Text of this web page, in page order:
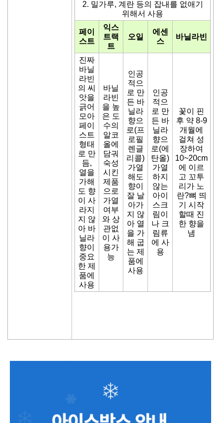
2. 밀가루, 계란 등의 잡내를 없애기
위해서 사용
페이
스트
익스
트랙
트
오일
에센
스
바닐라빈
진짜
바닐
라빈
의 씨
앗을
긁어
모아
페이
스트
형태
로 만
듬,
열을
가해
도 향
이 사
라지
지 않
아 바
닐라
향이
중요
한 제
품에
사용
바닐
라빈
을 높
은 도
수의
알코
올에
담궈
숙성
시킨
제품
으로
가열
여부
와 상
관없
이 사
용가
능
인공
적으
로 만
든 바
닐라
향으
로(프
로필
렌글
리콜)
가열
해도
향이
잘 날
아가
지 않
아 열
을 가
해 굽
는 제
품에
사용
인공
적으
로 만
든 바
닐라
향으
로(에
탄올)
가열
하지
않는
아이
스크
림이
나 크
림류
에 사
용
꽃이 핀
후 약 8-9
개월에
걸쳐 성
장하여
10~20cm
에 이르
고 꼬투
리가 노
란?뼈 띄
기 시작
할때 진
한 향을
냄